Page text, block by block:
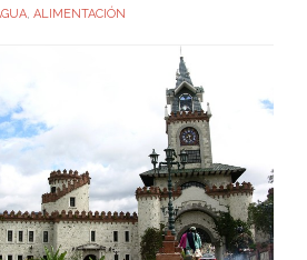
, ALIMENTACIÓN